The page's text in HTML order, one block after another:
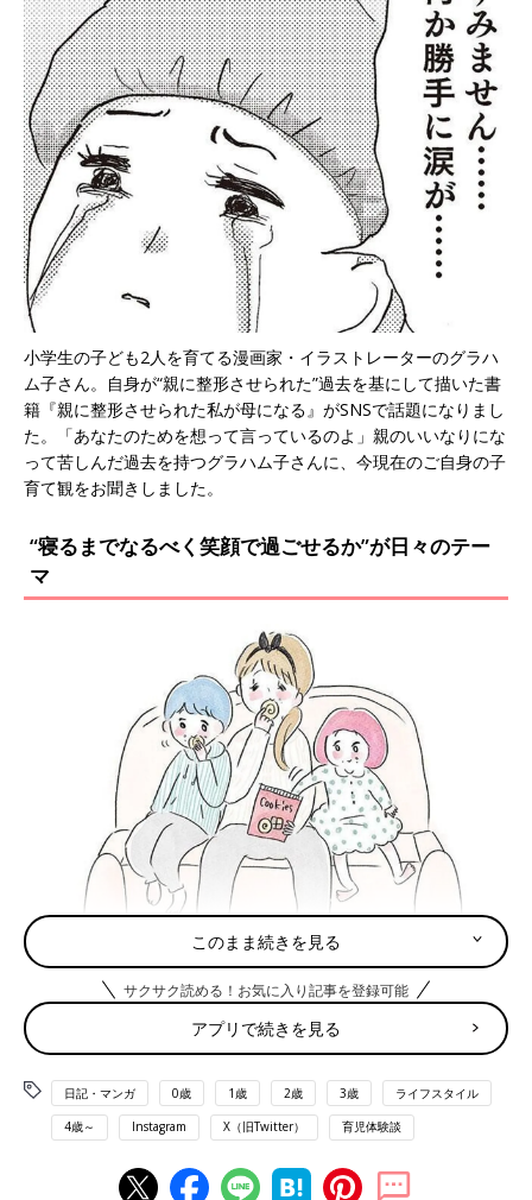
小学生の子ども2人を育てる漫画家・イラストレーターのグラハ
ム子さん。自身が“親に整形させられた”過去を基にして描いた書
籍『親に整形させられた私が母になる』がSNSで話題になりまし
た。「あなたのためを想って言っているのよ」親のいいなりにな
って苦しんだ過去を持つグラハム子さんに、今現在のご自身の子
育て観をお聞きしました。
“寝るまでなるべく笑顔で過ごせるか”が日々のテー
マ
＜グラハム子さんファミリー＞
――育児漫画を描き始めたきっかけを教えてください。
グラハム子「下の子が1歳になる前後から描き始めました。少し
ずつ夜まとまって寝てくれるようになって、自分の時間がちょっ
とできた頃です。もともと絵を描くのが好きだったので、インス
行っている間と寝たあとです。未就学児の頃は、お昼寝中と夜寝
このまま続きを見る
サクサク読める！お気に入り記事を登録可能
アプリで続きを見る
日記・マンガ 0歳 1歳 2歳 3歳 ライフスタイル
4歳～ Instagram X（旧Twitter） 育児体験談